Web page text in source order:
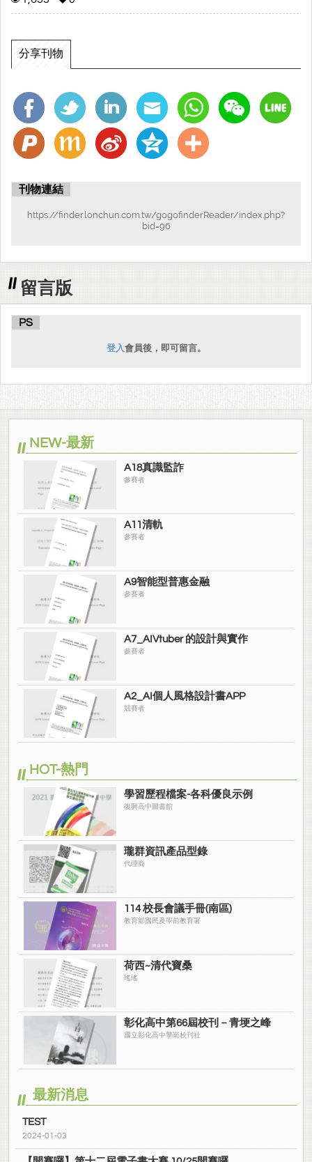
分享刊物
刊物連結
https://finder.lonchun.com.tw/gogofinderReader/index.php?
bid=96
留言版
PS
登入會員後，即可留言。
NEW-最新
A18真識監詐
參賽者
A11清軌
參賽者
A9智能型普惠金融
參賽者
A7_AIVtuber 的設計與實作
參賽者
A2_AI個人風格設計書APP
競賽者
HOT-熱門
學習歷程檔案-各科優良示例
復興高中圖書館
瓏群資訊產品型錄
代理商
114 校長會議手冊(南區)
教育部國民及學前教育署
荷西~清代寶桑
瑤瑤
彰化高中第66屆校刊－青埂之峰
國立彰化高中擎崗校刊社
最新消息
TEST
2024-01-03